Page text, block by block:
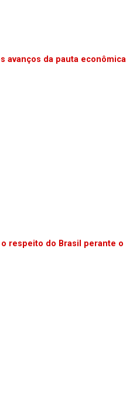
avanços da pauta econômica
respeito do Brasil perante o